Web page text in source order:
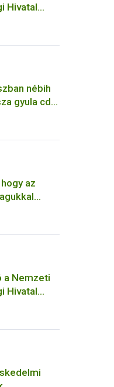
Hivatal
nébih
gyula cdc
az
a Nemzeti
Hivatal